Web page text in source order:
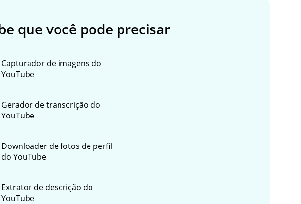
que você pode precisar
Capturador de imagens do
YouTube
Gerador de transcrição do
YouTube
Downloader de fotos de perfil
do YouTube
Extrator de descrição do
YouTube